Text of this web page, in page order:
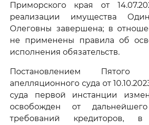
Приморского края от
реализации имущества
Олеговны завершена; в
не применены правила об
исполнения обязательств.
Постановлением Пятого
апелляционного суда от
суда первой инстанции
освобожден от
требований кредиторов,